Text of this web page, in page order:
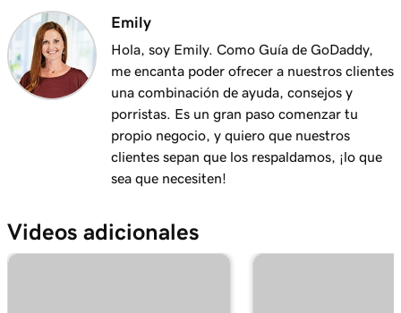
web
Lección 11 (de 21)
Compartir mi calendario de Outlook en mi
sitio web
1m 15s
Lección 12 (de 21)
Agregar un menú a mi sitio de Páginas Web +
Marketing
3m 1s
Lección 13 (de 21)
Agregar reservas de restaurantes
Emily
Hola, soy Emily. Como Guía de GoDaddy,
me encanta poder ofrecer a nuestros clientes
una combinación de ayuda, consejos y
porristas. Es un gran paso comenzar tu
propio negocio, y quiero que nuestros
clientes sepan que los respaldamos, ¡lo que
sea que necesiten!
Videos adicionales